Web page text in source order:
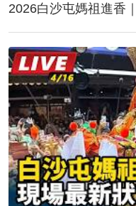
2026白沙屯媽祖進香